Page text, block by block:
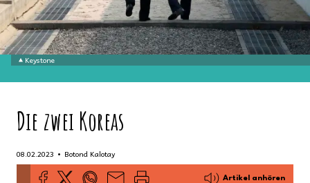
Keystone
Die zwei Koreas
08.02.2023 • Botond Kalotay
Artikel anhören